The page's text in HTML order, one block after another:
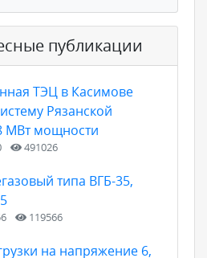
публикации
ТЭЦ в Касимове
Рязанской
МВт мощности
491026
типа ВГБ-35,
119566
на напряжение 6,